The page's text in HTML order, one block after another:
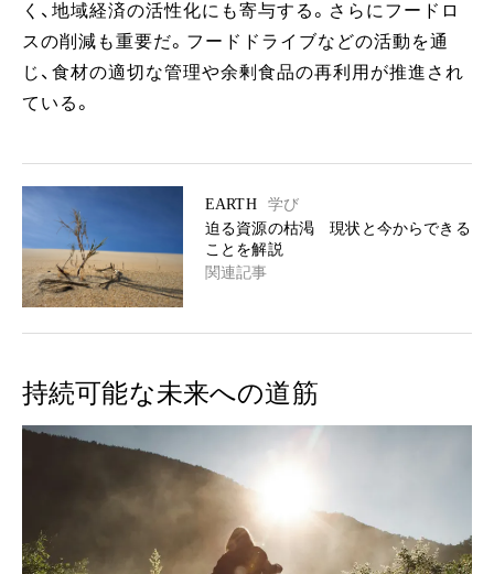
く、地域経済の活性化にも寄与する。さらにフードロ
スの削減も重要だ。フードドライブなどの活動を通
じ、食材の適切な管理や余剰食品の再利用が推進され
ている。
EARTH
学び
迫る資源の枯渇 現状と今からできる
ことを解説
関連記事
持続可能な未来への道筋